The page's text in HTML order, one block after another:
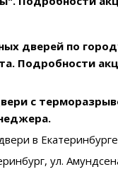
дверей по
Подробности
с
в
ул.